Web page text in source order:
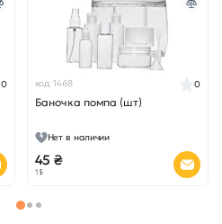
0 код 1468
Баночка помпа (шт)
0
Нет в наличии
45 ₴
1 $